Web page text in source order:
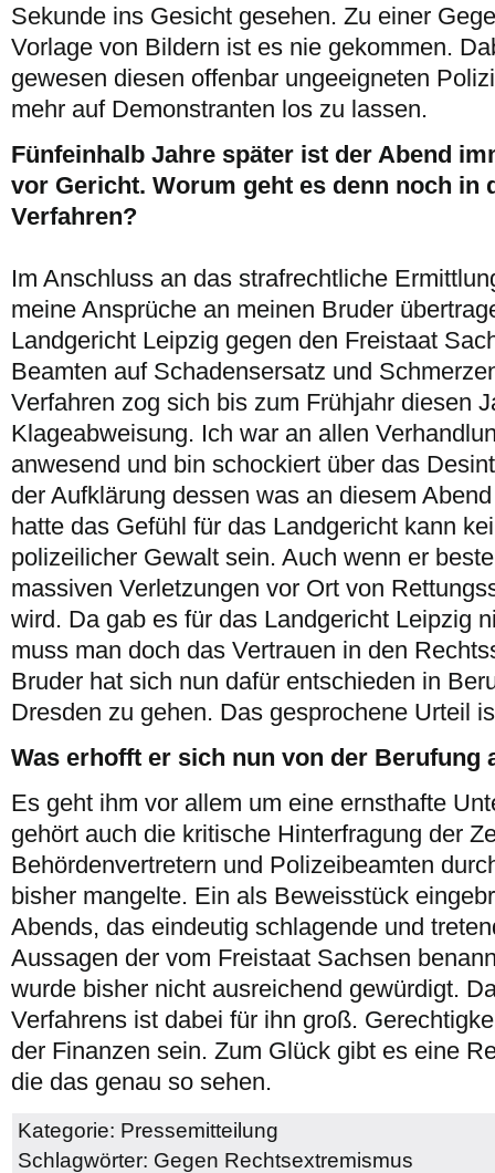
Sekunde ins Gesicht gesehen. Zu einer
Vorlage von Bildern ist es nie gekommen.
gewesen diesen offenbar ungeeigneten
mehr auf Demonstranten los zu lassen.
Fünfeinhalb Jahre später ist der Abend
vor Gericht. Worum geht es denn noch in
Verfahren?
Im Anschluss an das strafrechtliche
meine Ansprüche an meinen Bruder
Landgericht Leipzig gegen den Freistaat
Beamten auf Schadensersatz und
Verfahren zog sich bis zum Frühjahr diesen
Klageabweisung. Ich war an allen
anwesend und bin schockiert über das
der Aufklärung dessen was an diesem
hatte das Gefühl für das Landgericht kann
polizeilicher Gewalt sein. Auch wenn er
massiven Verletzungen vor Ort von
wird. Da gab es für das Landgericht Leipzig
muss man doch das Vertrauen in den
Bruder hat sich nun dafür entschieden in
Dresden zu gehen. Das gesprochene Urteil
Was erhofft er sich nun von der Berufung
Es geht ihm vor allem um eine ernsthafte
gehört auch die kritische Hinterfragung der
Behördenvertretern und Polizeibeamten
bisher mangelte. Ein als Beweisstück
Abends, das eindeutig schlagende und
Aussagen der vom Freistaat Sachsen
wurde bisher nicht ausreichend gewürdigt.
Verfahrens ist dabei für ihn groß.
der Finanzen sein. Zum Glück gibt es eine
die das genau so sehen.
Kategorie: Pressemitteilung
Schlagwörter: Gegen Rechtsextremismus